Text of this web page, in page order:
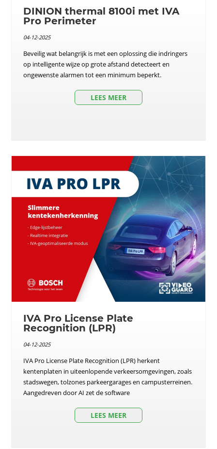
DINION thermal 8100i met IVA
Pro Perimeter
04-12-2025
Beveilig wat belangrijk is met een oplossing die indringers
op intelligente wijze op grote afstand detecteert en
ongewenste alarmen tot een minimum beperkt.
LEES MEER
IVA Pro License Plate
Recognition (LPR)
04-12-2025
IVA Pro License Plate Recognition (LPR) herkent
kentenplaten in uiteenlopende verkeersomgevingen, zoals
stadswegen, tolzones parkeergarages en campusterreinen.
Aangedreven door AI zet de software
LEES MEER